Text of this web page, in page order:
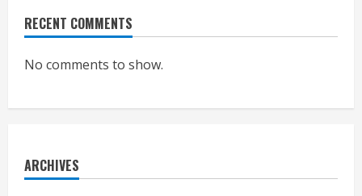
RECENT COMMENTS
No comments to show.
ARCHIVES